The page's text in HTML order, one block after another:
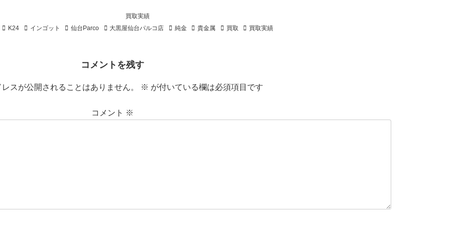
買取実績
K24 インゴット 仙台Parco 大黒屋仙台パルコ店 純金 貴金属 買取 買取実績
コメントを残す
レスが公開されることはありません。 ※ が付いている欄は必須項目です
コメント ※